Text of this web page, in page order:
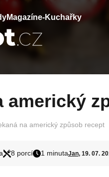
Magazíne-Kuchařky
americký
na americký způsob recept
8 porcí 1 minutaJan, 19. 07.